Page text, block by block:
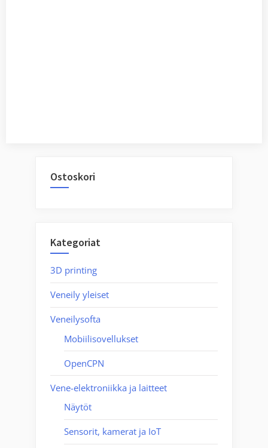
Ostoskori
Kategoriat
3D printing
Veneily yleiset
Veneilysofta
Mobiilisovellukset
OpenCPN
Vene-elektroniikka ja laitteet
Näytöt
Sensorit, kamerat ja IoT